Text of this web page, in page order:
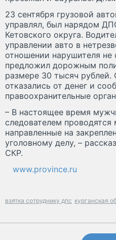
23 сентября грузовой
управлял, был нарядом
Кетовского округа.
управлении авто в
отношении нарушителя не
предложил дорожным
размере 30 тысяч
отказались от денег и
правоохранительные
– В настоящее время
следователем проводятся
направленные на
уголовному делу, –
СКР.
www.province.ru
взятка сотруднику дпс курганская